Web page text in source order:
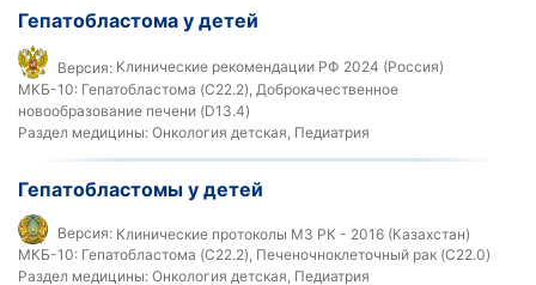
Гепатобластома у детей
Версия: Клинические рекомендации РФ 2024 (Россия)
МКБ-10: Гепатобластома (C22.2), Доброкачественное
новообразование печени (D13.4)
Раздел медицины: Онкология детская, Педиатрия
Гепатобластомы у детей
Версия: Клинические протоколы МЗ РК - 2016 (Казахстан)
МКБ-10: Гепатобластома (C22.2), Печеночноклеточный рак (C22.0)
Раздел медицины: Онкология детская, Педиатрия